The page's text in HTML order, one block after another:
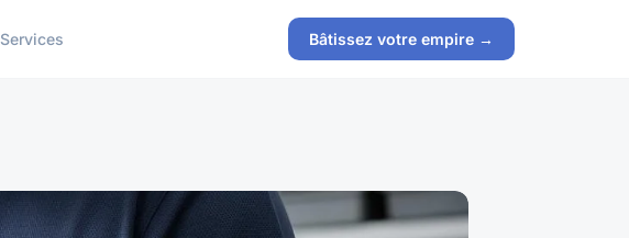
Services Bâtissez votre empire →